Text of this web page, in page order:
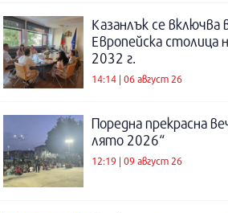
Казанлък се включва
Европейска столица
2032 г.
14:14 | 06 август 26
Поредна прекрасна
лято 2026“
12:19 | 09 август 26